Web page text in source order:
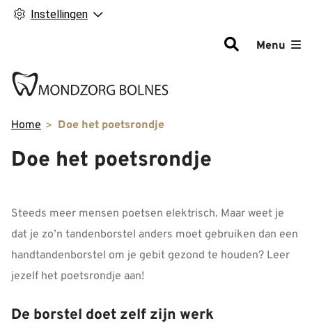
Instellingen
Menu
Home Doe het poetsrondje
Doe het poetsrondje
Steeds meer mensen poetsen elektrisch. Maar weet je
dat je zo’n tandenborstel anders moet gebruiken dan een
handtandenborstel om je gebit gezond te houden? Leer
jezelf het poetsrondje aan!
De borstel doet zelf zijn werk